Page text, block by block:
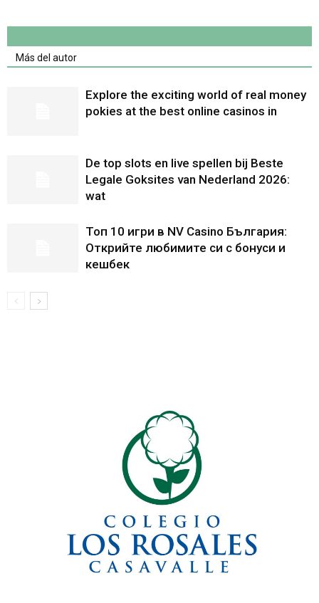
Más del autor
Explore the exciting world of real money
pokies at the best online casinos in
De top slots en live spellen bij Beste
Legale Goksites van Nederland 2026:
wat
Топ 10 игри в NV Casino България:
Открийте любимите си с бонуси и
кешбек